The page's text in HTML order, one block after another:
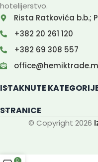
hotelijerstvo.
Rista Ratkovića b.b.;
+382 20 261 120
+382 69 308 557
ISTAKNUTE
STRANICE
© Copyright 2026
0